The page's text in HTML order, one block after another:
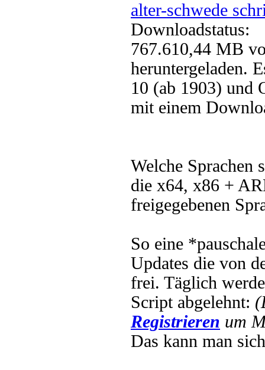
alter-schwede
Downloadstatus:
767.610,44 MB
heruntergeladen.
10 (ab 1903) und
mit einem
Welche Sprachen
die x64, x86 +
freigegebenen
So eine
Updates die von
frei. Täglich
Script abgelehnt:
Registrieren um
Das kann man